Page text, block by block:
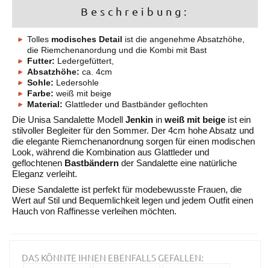
Beschreibung:
Tolles modisches Detail ist die angenehme Absatzhöhe,
die Riemchenanordung und die Kombi mit Bast
Futter: Ledergefüttert,
Absatzhöhe: ca. 4cm
Sohle: Ledersohle
Farbe: weiß mit beige
Material: Glattleder und Bastbänder geflochten
Die Unisa Sandalette Modell Jenkin in weiß mit beige ist ein
stilvoller Begleiter für den Sommer. Der 4cm hohe Absatz und
die elegante Riemchenanordnung sorgen für einen modischen
Look, während die Kombination aus Glattleder und
geflochtenen Bastbändern der Sandalette eine natürliche
Eleganz verleiht.
Diese Sandalette ist perfekt für modebewusste Frauen, die
Wert auf Stil und Bequemlichkeit legen und jedem Outfit einen
Hauch von Raffinesse verleihen möchten.
DAS KÖNNTE IHNEN EBENFALLS GEFALLEN: